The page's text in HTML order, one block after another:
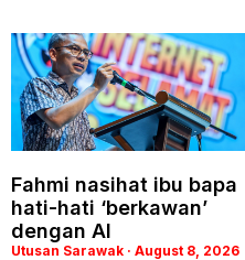
Fahmi nasihat ibu bapa
hati-hati ‘berkawan’
dengan AI
Utusan Sarawak August 8, 2026